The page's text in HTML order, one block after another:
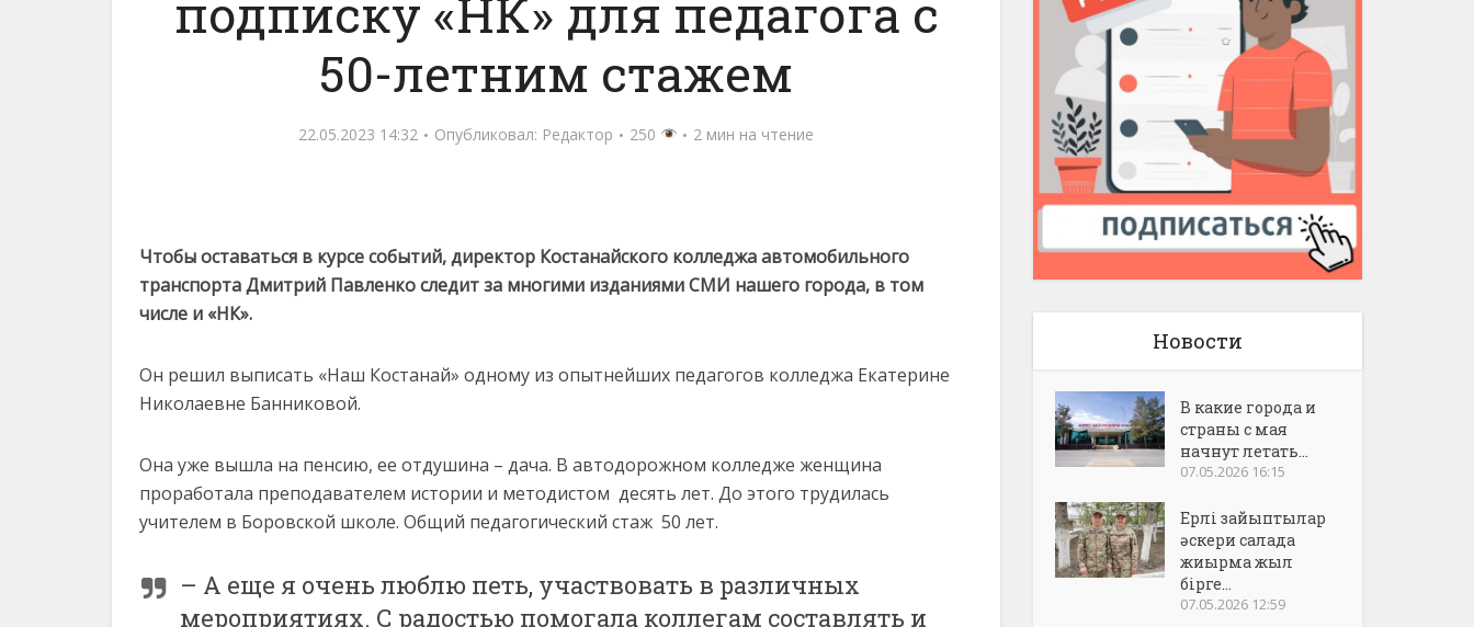
подписку «НК» для педагога с
50-летним стажем
22.05.2023 14:32 Опубликовал: Редактор 250 2 мин на чтение
Чтобы оставаться в курсе событий, директор Костанайского колледжа автомобильного
транспорта Дмитрий Павленко следит за многими изданиями СМИ нашего города, в том
числе и «НК».
Он решил выписать «Наш Костанай» одному из опытнейших педагогов колледжа Екатерине
Николаевне Банниковой.
Она уже вышла на пенсию, ее отдушина – дача. В автодорожном колледже женщина
проработала преподавателем истории и методистом десять лет. До этого трудилась
учителем в Боровской школе. Общий педагогический стаж 50 лет.
– А еще я очень люблю петь, участвовать в различных
мероприятиях. С радостью помогала коллегам составлять и
Новости
В какие города и
страны с мая
начнут летать...
07.05.2026 16:15
Ерлі зайыптылар
әскери салада
жиырма жыл
бірге...
07.05.2026 12:59